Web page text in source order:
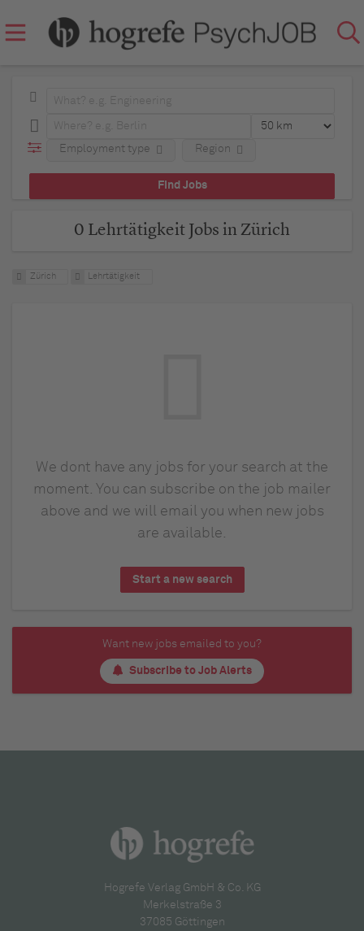
Employment type Region
0 Lehrtätigkeit Jobs in Zürich
Zürich Lehrtätigkeit
We dont have any jobs for your search at the
moment. You can subscribe on the job mailer
above and we will email you when new jobs
are available.
Start a new search
Want new jobs emailed to you?
Subscribe to Job Alerts
Hogrefe Verlag GmbH & Co. KG
Merkelstraße 3
37085 Göttingen